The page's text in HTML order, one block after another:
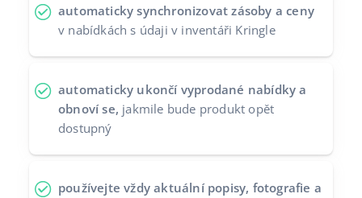
automaticky synchronizovat zásoby a ceny
v nabídkách s údaji v inventáři Kringle
automaticky ukončí vyprodané nabídky a
obnoví se, jakmile bude produkt opět
dostupný
používejte vždy aktuální popisy, fotografie a